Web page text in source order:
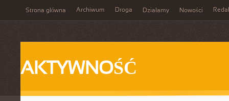
Strona główna Archiwum Droga Działamy Nowości
AKTYWNOŚĆ